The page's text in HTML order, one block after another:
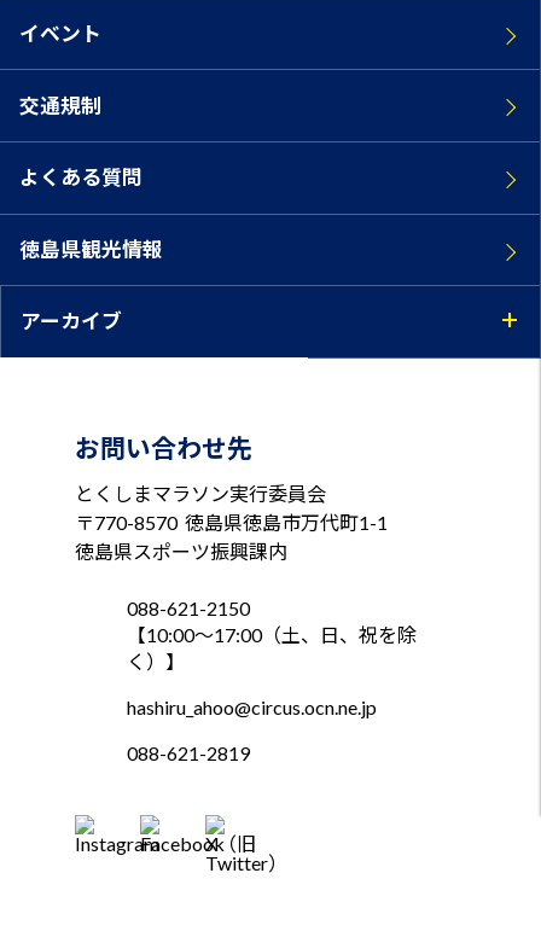
イベント
交通規制
よくある質問
徳島県観光情報
アーカイブ
お問い合わせ先
とくしまマラソン実行委員会
〒770-8570 徳島県徳島市万代町1-1
徳島県スポーツ振興課内
088-621-2150
【10:00～17:00（土、日、祝を除
く）】
hashiru_ahoo@circus.ocn.ne.jp
088-621-2819